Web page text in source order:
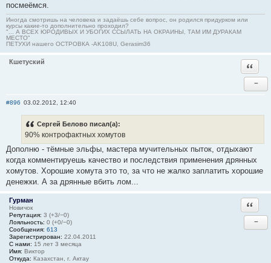
посмеёмся.
Иногда смотришь на человека и задаёшь себе вопрос, он родился придурком или
курсы какие-то дополнительно проходил?
"... А ВСЕХ ЮРОДИВЫХ И УБОГИХ ССЫЛАТЬ НА ОКРАИНЫ, ТАМ ИМ ДУРАКАМ
МЕСТО"
ПЕТУХИ нашего ОСТРОВКА -AK108U, Gerasim36
Кшетуский
−
#896 03.02.2012, 12:40
Сергей Белово писал(а):
90% контрофактных хомутов
Дополню - тёмные эльфы, мастера мучительных пыток, отдыхают
когда комментируешь качество и последствия применения дрянных
хомутов. Хорошие хомута это то, за что не жалко заплатить хорошие
денежки. А за дрянные вбить лом...
Гурман
Новичок
Репутация: 3 (+3/−0)
Лояльность: 0 (+0/−0)
Сообщения: 613
Зарегистрирован: 22.04.2011
С нами: 15 лет 3 месяца
Имя: Виктор
Откуда: Казахстан, г. Актау
−